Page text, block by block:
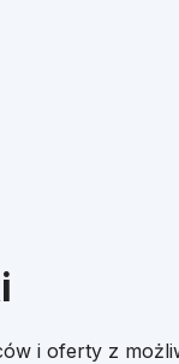
i oferty z